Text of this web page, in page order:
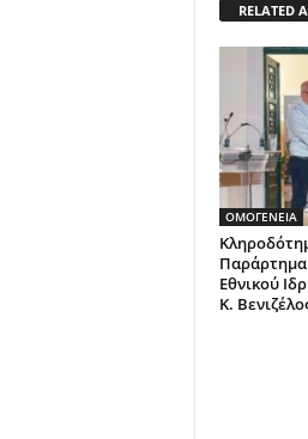
RELATED
ΟΜΟΓΕΝΕΙΑ
Παράρτημα
Εθνικού
Κ.